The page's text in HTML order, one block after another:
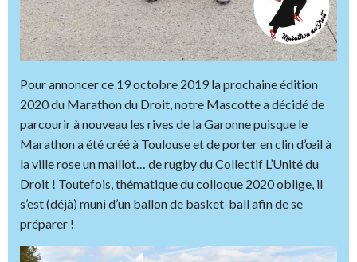
Pour annoncer ce 19 octobre 2019 la prochaine édition
2020 du Marathon du Droit, notre Mascotte a décidé de
parcourir à nouveau les rives de la Garonne puisque le
Marathon a été créé à Toulouse et de porter en clin d’œil à
la ville rose un maillot… de rugby du Collectif L’Unité du
Droit ! Toutefois, thématique du colloque 2020 oblige, il
s’est (déjà) muni d’un ballon de basket-ball afin de se
préparer !